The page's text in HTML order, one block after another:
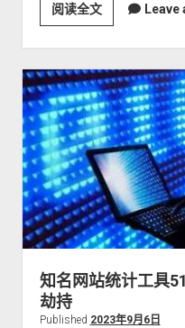
阅读全文民
和
县
金
田
村
砂
涌
现
象
Leave
知名网站统计工具
劫持
Published 2023年9月6日